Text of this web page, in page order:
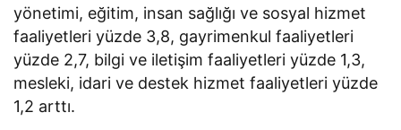
yönetimi, eğitim, insan sağlığı ve sosyal hizmet
faaliyetleri yüzde 3,8, gayrimenkul faaliyetleri
yüzde 2,7, bilgi ve iletişim faaliyetleri yüzde 1,3,
mesleki, idari ve destek hizmet faaliyetleri yüzde
1,2 arttı.